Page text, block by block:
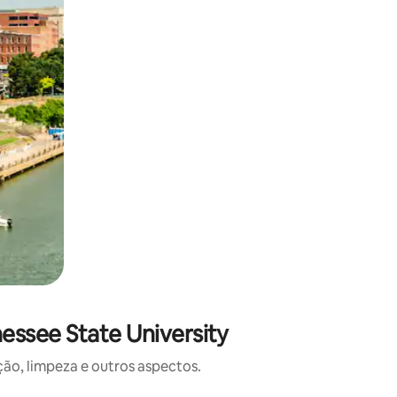
State University
limpeza e outros aspectos.